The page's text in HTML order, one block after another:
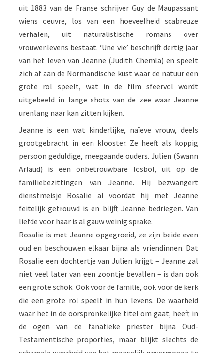
uit 1883 van de Franse schrijver Guy de Maupassant
wiens oeuvre, los van een hoeveelheid scabreuze
verhalen, uit naturalistische romans over
vrouwenlevens bestaat. ‘Une vie’ beschrijft dertig jaar
van het leven van Jeanne (Judith Chemla) en speelt
zich af aan de Normandische kust waar de natuur een
grote rol speelt, wat in de film sfeervol wordt
uitgebeeld in lange shots van de zee waar Jeanne
urenlang naar kan zitten kijken.
Jeanne is een wat kinderlijke, naïeve vrouw, deels
grootgebracht in een klooster. Ze heeft als koppig
persoon geduldige, meegaande ouders. Julien (Swann
Arlaud) is een onbetrouwbare losbol, uit op de
familiebezittingen van Jeanne. Hij bezwangert
dienstmeisje Rosalie al voordat hij met Jeanne
feitelijk getrouwd is en blijft Jeanne bedriegen. Van
liefde voor haar is al gauw weinig sprake.
Rosalie is met Jeanne opgegroeid, ze zijn beide even
oud en beschouwen elkaar bijna als vriendinnen. Dat
Rosalie een dochtertje van Julien krijgt – Jeanne zal
niet veel later van een zoontje bevallen – is dan ook
een grote schok. Ook voor de familie, ook voor de kerk
die een grote rol speelt in hun levens. De waarheid
waar het in de oorspronkelijke titel om gaat, heeft in
de ogen van de fanatieke priester bijna Oud-
Testamentische proporties, maar blijkt slechts de